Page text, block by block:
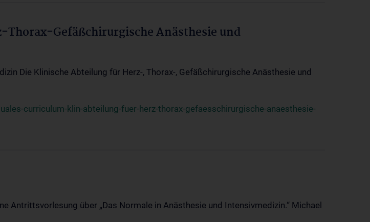
Gefäßchirurgische Anästhesie und
Die Klinische Abteilung für Herz-, Thorax-, Gefäßchirurgische Anästhesie und
curriculum-klin-abteilung-fuer-herz-thorax-gefaesschirurgische-anaesthesie-
Antrittsvorlesung über „Das Normale in Anästhesie und Intensivmedizin.“ Michael